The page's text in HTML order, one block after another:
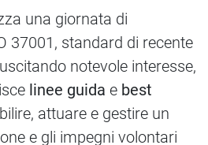
una giornata di
37001, standard di recente
notevole interesse,
linee guida e best
attuare e gestire un
e gli impegni volontari